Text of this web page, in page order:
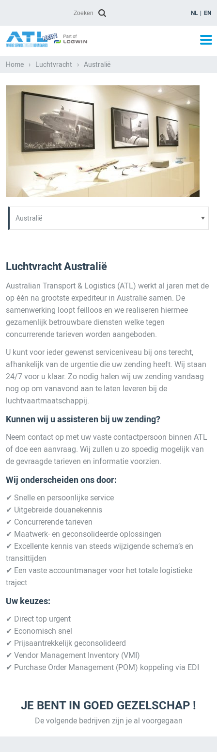
NL EN
Home › Luchtvracht › Australië
Luchtvracht Australië
Australian Transport & Logistics (ATL) werkt al jaren met de
op één na grootste expediteur in Australië samen. De
samenwerking loopt feilloos en we realiseren hiermee
gezamenlijk betrouwbare diensten welke tegen
concurrerende tarieven worden aangeboden.
U kunt voor ieder gewenst serviceniveau bij ons terecht,
afhankelijk van de urgentie die uw zending heeft. Wij staan
24/7 voor u klaar. Zo nodig halen wij uw zending vandaag
nog op om vanavond aan te laten leveren bij de
luchtvaartmaatschappij.
Kunnen wij u assisteren bij uw zending?
Neem contact op met uw vaste contactpersoon binnen ATL
of doe een aanvraag. Wij zullen u zo spoedig mogelijk van
de gevraagde tarieven en informatie voorzien.
Wij onderscheiden ons door:
✔ Snelle en persoonlijke service
✔ Uitgebreide douanekennis
✔ Concurrerende tarieven
✔ Maatwerk- en geconsolideerde oplossingen
✔ Excellente kennis van steeds wijzigende schema’s en
transittijden
✔ Een vaste accountmanager voor het totale logistieke
traject
Uw keuzes:
✔ Direct top urgent
✔ Economisch snel
✔ Prijsaantrekkelijk geconsolideerd
✔ Vendor Management Inventory (VMI)
✔ Purchase Order Management (POM) koppeling via EDI
JE BENT IN GOED GEZELSCHAP !
De volgende bedrijven zijn je al voorgegaan